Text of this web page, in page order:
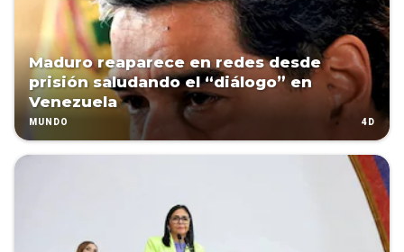
Maduro reaparece en redes desde
prisión saludando el “diálogo” en
Venezuela
MUNDO 4D